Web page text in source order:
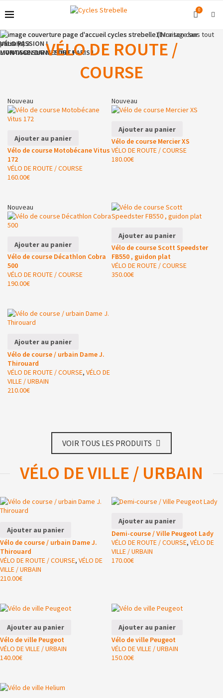
0
LIVRAISON DANS TOUT PARIS !
MONTAGE SUR MESURE !
VÉLO PASSION !VÉLO DE ROUTE /
COURSE
Nouveau
Ajouter au panier
Vélo de course Motobécane Vitus
172
VÉLO DE ROUTE / COURSE
160.00€
Nouveau
Ajouter au panier
Vélo de course Mercier XS
VÉLO DE ROUTE / COURSE
180.00€
Nouveau
Ajouter au panier
Vélo de course Décathlon Cobra
500
VÉLO DE ROUTE / COURSE
190.00€
Ajouter au panier
Vélo de course Scott Speedster
FB550 , guidon plat
VÉLO DE ROUTE / COURSE
350.00€
Ajouter au panier
Vélo de course / urbain Dame J.
Thirouard
VÉLO DE ROUTE / COURSE, VÉLO DE
VILLE / URBAIN
210.00€
VOIR TOUS LES PRODUITS
VÉLO DE VILLE / URBAIN
Ajouter au panier
Vélo de course / urbain Dame J.
Thirouard
VÉLO DE ROUTE / COURSE, VÉLO DE
VILLE / URBAIN
210.00€
Ajouter au panier
Demi-course / Ville Peugeot Lady
VÉLO DE ROUTE / COURSE, VÉLO DE
VILLE / URBAIN
170.00€
Ajouter au panier
Vélo de ville Peugeot
VÉLO DE VILLE / URBAIN
140.00€
Ajouter au panier
Vélo de ville Peugeot
VÉLO DE VILLE / URBAIN
150.00€